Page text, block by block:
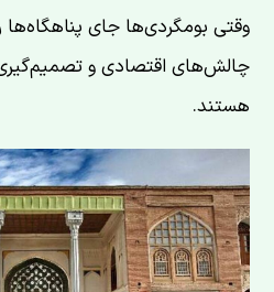
وقتی بومگردی‌ها جای پناهگاه‌ها
چالش‌های اقتصادی و تصمیم‌گیری
هستند.